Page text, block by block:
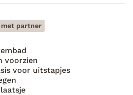
met partner
voorzien
voor uitstapjes